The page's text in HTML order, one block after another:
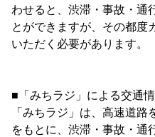
わせると、渋滞・事故・通
とができますが、その都度
いただく必要があります。
■「みちラジ」による交通
「みちラジ」は、高速道
をもとに、渋滞・事故・通